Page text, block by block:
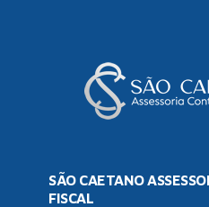
SÃO CAETANO
FISCAL